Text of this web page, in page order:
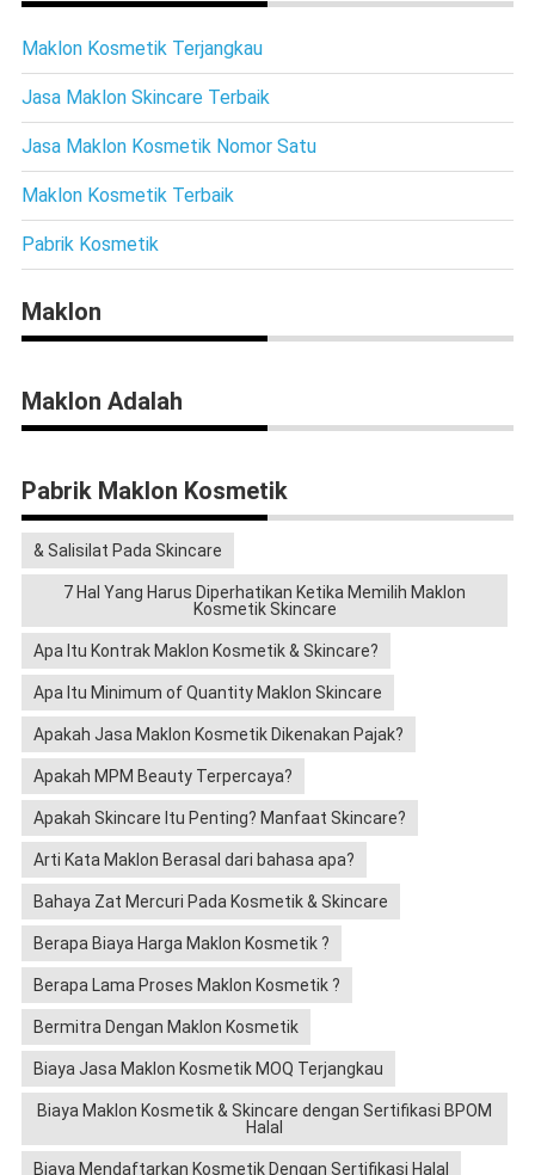
Maklon Kosmetik Terjangkau
Jasa Maklon Skincare Terbaik
Jasa Maklon Kosmetik Nomor Satu
Maklon Kosmetik Terbaik
Pabrik Kosmetik
Maklon
Maklon Adalah
Pabrik Maklon Kosmetik
& Salisilat Pada Skincare
7 Hal Yang Harus Diperhatikan Ketika Memilih Maklon
Kosmetik Skincare
Apa Itu Kontrak Maklon Kosmetik & Skincare?
Apa Itu Minimum of Quantity Maklon Skincare
Apakah Jasa Maklon Kosmetik Dikenakan Pajak?
Apakah MPM Beauty Terpercaya?
Apakah Skincare Itu Penting? Manfaat Skincare?
Arti Kata Maklon Berasal dari bahasa apa?
Bahaya Zat Mercuri Pada Kosmetik & Skincare
Berapa Biaya Harga Maklon Kosmetik ?
Berapa Lama Proses Maklon Kosmetik ?
Bermitra Dengan Maklon Kosmetik
Biaya Jasa Maklon Kosmetik MOQ Terjangkau
Biaya Maklon Kosmetik & Skincare dengan Sertifikasi BPOM
Halal
Biaya Mendaftarkan Kosmetik Dengan Sertifikasi Halal